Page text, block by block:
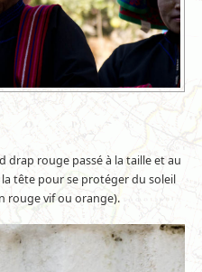
drap rouge passé à la taille et au
tête pour se protéger du soleil
rouge vif ou orange).